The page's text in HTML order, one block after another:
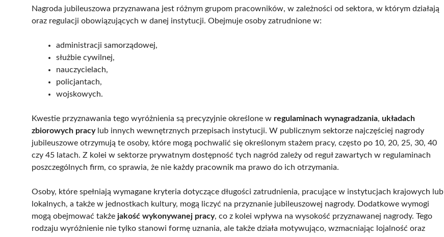
Nagroda jubileuszowa przyznawana jest różnym grupom pracowników, w zależności od sektora, w którym działają
oraz regulacji obowiązujących w danej instytucji. Obejmuje osoby zatrudnione w:
administracji samorządowej,
służbie cywilnej,
nauczycielach,
policjantach,
wojskowych.
Kwestie przyznawania tego wyróżnienia są precyzyjnie określone w regulaminach wynagradzania, układach
zbiorowych pracylub innych wewnętrznych przepisach instytucji. W publicznym sektorze najczęściej nagrody
jubileuszowe otrzymują te osoby, które mogą pochwalić się określonym stażem pracy, często po 10, 20, 25, 30, 40
czy 45 latach. Z kolei w sektorze prywatnym dostępność tych nagród zależy od reguł zawartych w regulaminach
poszczególnych firm, co sprawia, że nie każdy pracownik ma prawo do ich otrzymania.
Osoby, które spełniają wymagane kryteria dotyczące długości zatrudnienia, pracujące w instytucjach krajowych lub
lokalnych, a także w jednostkach kultury, mogą liczyć na przyznanie jubileuszowej nagrody. Dodatkowe wymogi
mogą obejmować także jakość wykonywanej pracy, co z kolei wpływa na wysokość przyznawanej nagrody. Tego
rodzaju wyróżnienie nie tylko stanowi formę uznania, ale także działa motywująco, wzmacniając lojalność oraz